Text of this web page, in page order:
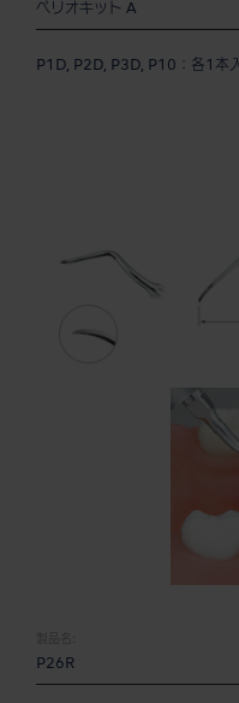
ペリオキット A
P1D, P2D, P3D, P10：各1本
製品名:
P26R